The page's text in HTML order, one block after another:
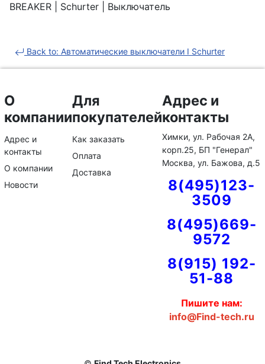
BREAKER | Schurter | Выключатель
Back to: Автоматические выключатели I Schurter
О
компании
Адрес и
контакты
О компании
Новости
Для
покупателей
Как заказать
Оплата
Доставка
Адрес и
контакты
Химки, ул. Рабочая 2А,
корп.25, БП "Генерал"
Москва, ул. Бажова, д.5
8(495)123-
3509
8(495)669-
9572
8(915) 192-
51-88
Пишите нам:
info@Find-tech.ru